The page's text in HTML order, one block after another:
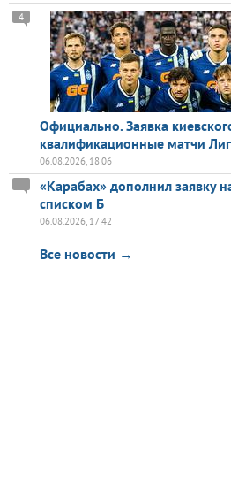
Официально. Заявка
квалификационные матчи
4
06.08.2026, 18:06
«Карабах» дополнил заявку
списком Б
06.08.2026, 17:42
Все новости →